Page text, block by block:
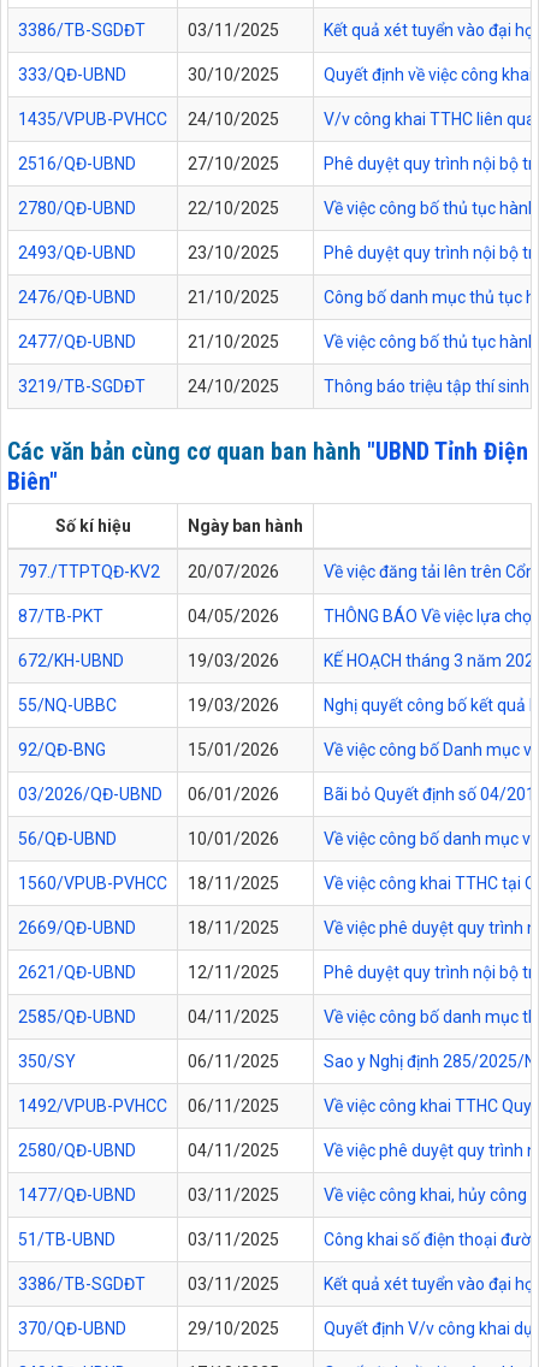
3386/TB-SGDĐT 03/11/2025 Kết quả xét tuyển vào đại
333/QĐ-UBND 30/10/2025 Quyết định về việc công
1435/VPUB-PVHCC 24/10/2025 V/v công khai TTHC liên
2516/QĐ-UBND 27/10/2025 Phê duyệt quy trình nội bộ
2780/QĐ-UBND 22/10/2025 Về việc công bố thủ tục
2493/QĐ-UBND 23/10/2025 Phê duyệt quy trình nội bộ
2476/QĐ-UBND 21/10/2025 Công bố danh mục thủ tục
2477/QĐ-UBND 21/10/2025 Về việc công bố thủ tục
3219/TB-SGDĐT 24/10/2025 Thông báo triệu tập thí sinh
Các văn bản cùng cơ quan ban hành "UBND Tỉnh Điện
Biên"
Số kí hiệu Ngày ban hành
797./TTPTQĐ-KV2 20/07/2026 Về việc đăng tải lên trên
87/TB-PKT 04/05/2026 THÔNG BÁO Về việc lựa
672/KH-UBND 19/03/2026 KẾ HOẠCH tháng 3 năm
55/NQ-UBBC 19/03/2026 Nghị quyết công bố kết quả
92/QĐ-BNG 15/01/2026 Về việc công bố Danh mục
03/2026/QĐ-UBND 06/01/2026 Bãi bỏ Quyết định số 04/
56/QĐ-UBND 10/01/2026 Về việc công bố danh mục
1560/VPUB-PVHCC 18/11/2025 Về việc công khai TTHC tại
2669/QĐ-UBND 18/11/2025 Về việc phê duyệt quy trình
2621/QĐ-UBND 12/11/2025 Phê duyệt quy trình nội bộ
2585/QĐ-UBND 04/11/2025 Về việc công bố danh mục
350/SY 06/11/2025 Sao y Nghị định 285/2025/
1492/VPUB-PVHCC 06/11/2025 Về việc công khai TTHC
2580/QĐ-UBND 04/11/2025 Về việc phê duyệt quy trình
1477/QĐ-UBND 03/11/2025 Về việc công khai, hủy công
51/TB-UBND 03/11/2025 Công khai số điện thoại
3386/TB-SGDĐT 03/11/2025 Kết quả xét tuyển vào đại
370/QĐ-UBND 29/10/2025 Quyết định V/v công khai